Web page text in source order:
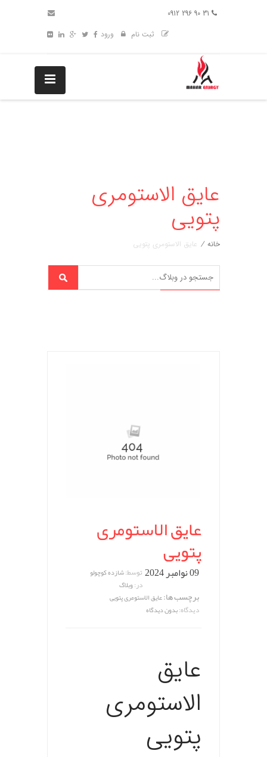
ثبت نام
ورود
عایق الاستومری
پتویی
خانه / عایق الاستومری پتویی
عایق الاستومری
پتویی
09 نوامبر 2024 توسط:شازده کوچولو
در:وبلاگ
برچسب ها:عایق الاستومری پتویی
دیدگاه:بدون دیدگاه
عایق
الاستومری
پتویی